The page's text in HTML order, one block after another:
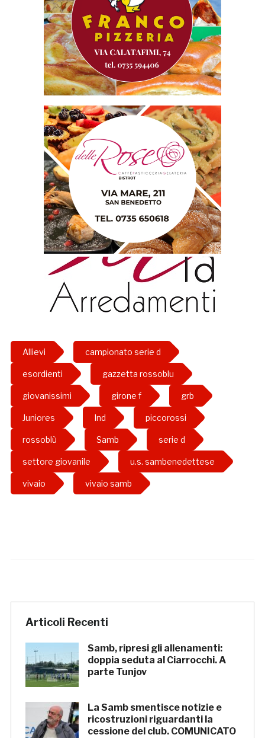
Allievi campionato serie d
esordienti gazzetta rossoblu
giovanissimi girone f grb
Juniores lnd piccorossi
rossoblù Samb serie d
settore giovanile u.s. sambenedettese
vivaio vivaio samb
Articoli Recenti
Samb, ripresi gli allenamenti:
doppia seduta al Ciarrocchi. A
parte Tunjov
La Samb smentisce notizie e
ricostruzioni riguardanti la
cessione del club. COMUNICATO